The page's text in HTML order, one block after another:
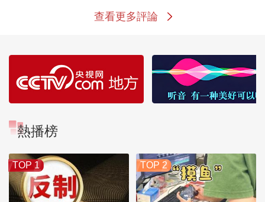
查看更多評論
熱播榜
TOP 1 TOP 2